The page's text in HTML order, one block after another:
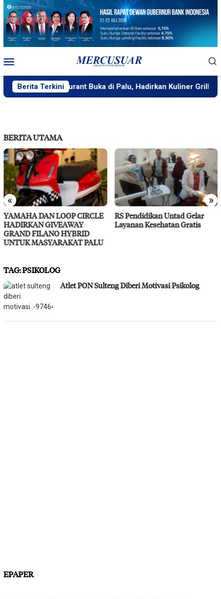
Loncat
konten
Mobile
Berita Terkini
HaiHai Restaurant Buka di Palu, Hadirkan Kuliner Grill &
BERITA UTAMA
« »
YAMAHA DAN LOOP CIRCLE
HADIRKAN GIVEAWAY
GRAND FILANO HYBRID
UNTUK MASYARAKAT PALU
RS Pendidikan Untad Gelar
Layanan Kesehatan Gratis
TAG:PSIKOLOG
Atlet PON Sulteng Diberi Motivasi Psikolog
EPAPER